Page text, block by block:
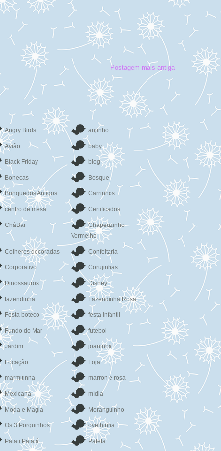
Postagem mais antiga
Angry Birds anjinho
Avião baby
Black Friday blog
Bonecas Bosque
Brinquedos Antigos Carrinhos
centro de mesa Certificados
CháBar
Chapeuzinho
Vermelho
Colheres decoradas Confeitaria
Corporativo Corujinhas
Dinossauros Disney
fazendinha Fazendinha Rosa
Festa boteco festa infantil
Fundo do Mar futebol
Jardim joaninha
Locação Loja
marmitinha marron e rosa
Mexicana mídia
Moda e Magia Moranguinho
Os 3 Porquinhos ovelhinha
Patati Patatá Pateta